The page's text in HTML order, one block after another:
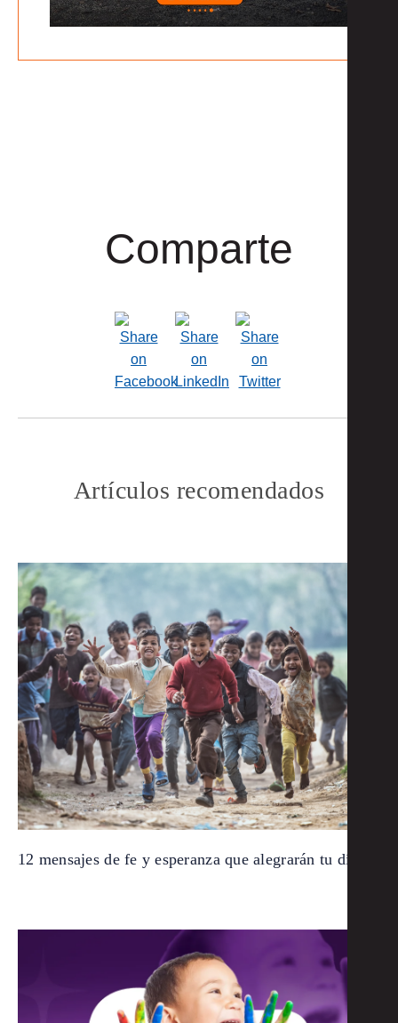
Comparte
Artículos recomendados
12 mensajes de fe y esperanza que alegrarán tu día